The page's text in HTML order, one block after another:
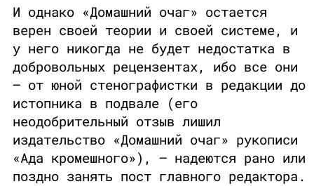
И однако «Домашний очаг» остается
верен своей теории и своей системе, и
у него никогда не будет недостатка в
добровольных рецензентах, ибо все они
– от юной стенографистки в редакции до
истопника в подвале (его
неодобрительный отзыв лишил
издательство «Домашний очаг» рукописи
«Ада кромешного»), – надеются рано или
поздно занять пост главного редактора.